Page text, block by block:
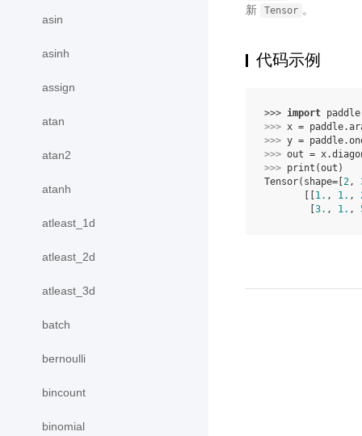
asin
asinh
assign
atan
atan2
atanh
atleast_1d
atleast_2d
atleast_3d
batch
bernoulli
bincount
binomial
新
Tensor 。
代码示例
>>> import paddle
>>> x = paddle.
>>> y = paddle.
>>> out = x.
>>> print (out )
Tensor(shape=[ 2,
1. , 1. ,
3. , 1. ,